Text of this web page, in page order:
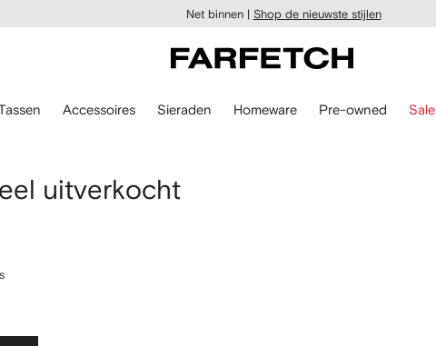
Net binnen | Shop de nieuwste stijlen
Accessoires Sieraden Homeware Pre-owned Sale
uitverkocht